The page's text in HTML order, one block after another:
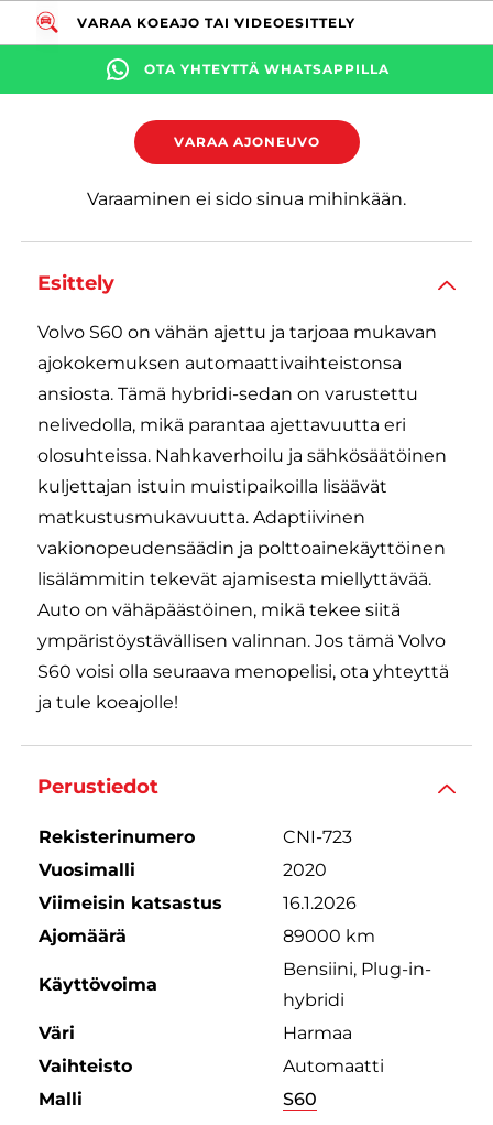
VARAA KOEAJO TAI VIDEOESITTELY
OTA YHTEYTTÄ WHATSAPPILLA
VARAA AJONEUVO
Varaaminen ei sido sinua mihinkään.
Esittely
Volvo S60 on vähän ajettu ja tarjoaa mukavan
ajokokemuksen automaattivaihteistonsa
ansiosta. Tämä hybridi-sedan on varustettu
nelivedolla, mikä parantaa ajettavuutta eri
olosuhteissa. Nahkaverhoilu ja sähkösäätöinen
kuljettajan istuin muistipaikoilla lisäävät
matkustusmukavuutta. Adaptiivinen
vakionopeudensäädin ja polttoainekäyttöinen
lisälämmitin tekevät ajamisesta miellyttävää.
Auto on vähäpäästöinen, mikä tekee siitä
ympäristöystävällisen valinnan. Jos tämä Volvo
S60 voisi olla seuraava menopelisi, ota yhteyttä
ja tule koeajolle!
Perustiedot
Rekisterinumero
CNI-723
Vuosimalli
2020
Viimeisin katsastus
16.1.2026
Ajomäärä
89000 km
Käyttövoima
Bensiini, Plug-in-
hybridi
Väri
Harmaa
Vaihteisto
Automaatti
Malli
S60